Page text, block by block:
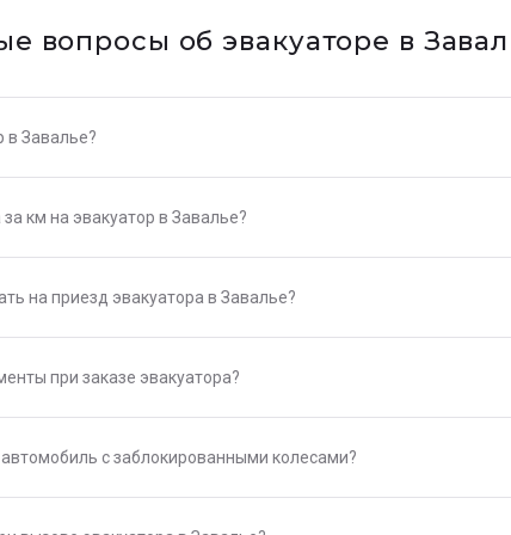
вопросы об эвакуаторе в
в Завалье?
км на эвакуатор в Завалье?
на приезд эвакуатора в Завалье?
при заказе эвакуатора?
с заблокированными колесами?